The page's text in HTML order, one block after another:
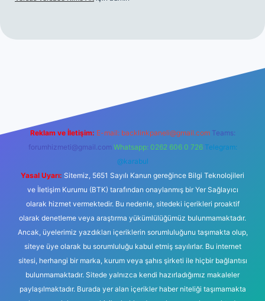
Reklam ve İletişim: E-mail: backlinkpaneli@gmail.com Teams:
forumhizmeti@gmail.com Whatsapp: 0262 606 0 726 Telegram:
@karabul
Yasal Uyarı: Sitemiz, 5651 Sayılı Kanun gereğince Bilgi Teknolojileri
ve İletişim Kurumu (BTK) tarafından onaylanmış bir Yer Sağlayıcı
olarak hizmet vermektedir. Bu nedenle, sitedeki içerikleri proaktif
olarak denetleme veya araştırma yükümlülüğümüz bulunmamaktadır.
Ancak, üyelerimiz yazdıkları içeriklerin sorumluluğunu taşımakta olup,
siteye üye olarak bu sorumluluğu kabul etmiş sayılırlar. Bu internet
sitesi, herhangi bir marka, kurum veya şahıs şirketi ile hiçbir bağlantısı
bulunmamaktadır. Sitede yalnızca kendi hazırladığımız makaleler
paylaşılmaktadır. Burada yer alan içerikler haber niteliği taşımamakta